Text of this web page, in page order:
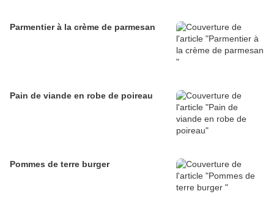
Parmentier à la crème de parmesan
Pain de viande en robe de poireau
Pommes de terre burger